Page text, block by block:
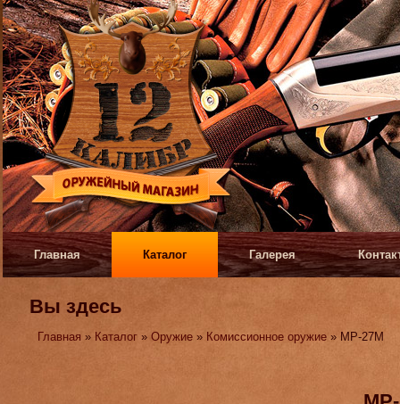
Главная Каталог Галерея
Вы здесь
Главная » Каталог »Оружие » Комиссионное оружие » МР-27М